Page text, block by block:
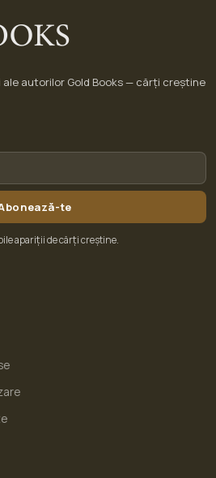
autorilor Gold Books — cărți creștine
te
apariții de cărți creștine.